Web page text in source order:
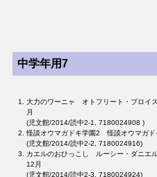
中学年用7
大力のワーニャ オトフリート・プロ
月
(児文館/2014/読中2-1, 7180024908 )
怪談オウマガドキ学園2 怪談オウマガ
(児文館/2014/読中2-2, 7180024916)
カエルのおひっこし ルーシー・ダニ
12月
(児文館/2014/読中2-3, 7180024924)